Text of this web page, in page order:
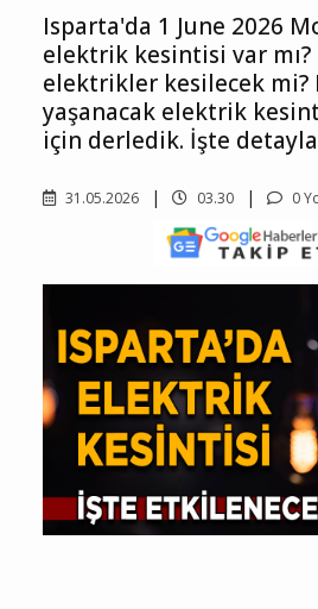
Isparta'da 1 June 2026
elektrik kesintisi var
elektrikler kesilecek mi?
yaşanacak elektrik
için derledik. İşte
31.05.2026 03.30 0